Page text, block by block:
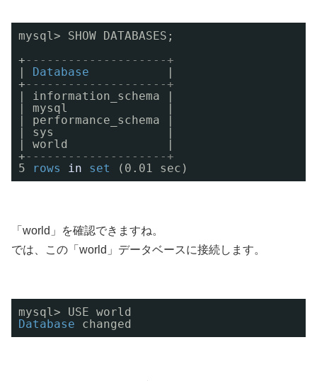
mysql> SHOW DATABASES;
+--------------------+
Database
+--------------------+
| information_schema |
| mysql              |
| performance_schema |
| sys                |
| world              |
+--------------------+
5
rows in set (0.01 sec)
「world」を確認できますね。
では、この「world」データベースに接続します。
mysql> USE world
Database
changed